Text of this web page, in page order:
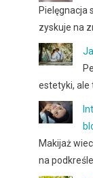
Pielęgnacja
zyskuje na
estetyki, ale
Makijaż
na